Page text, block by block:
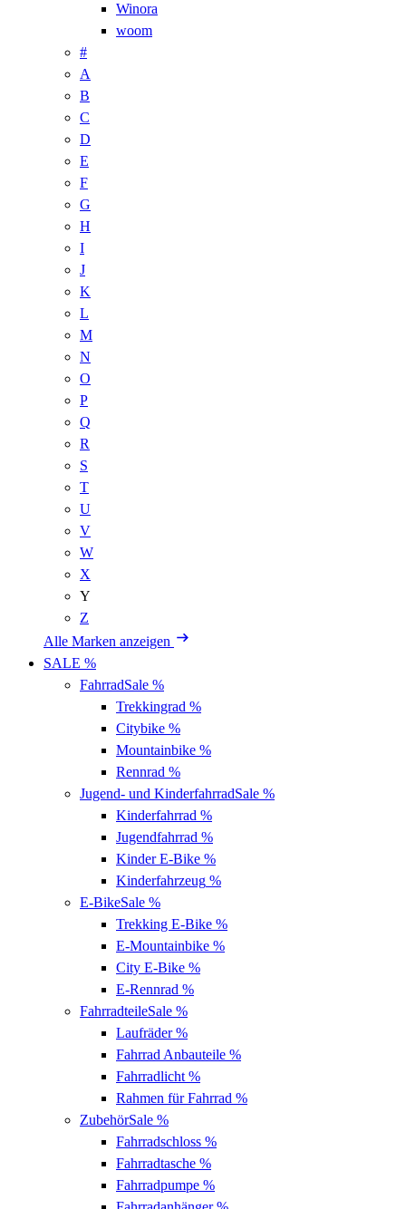
Winora
woom
#
A
B
C
D
E
F
G
H
I
J
K
L
M
N
O
P
Q
R
S
T
U
V
W
X
Y
Z
Alle Marken anzeigen
SALE %
FahrradSale %
Trekkingrad %
Citybike %
Mountainbike %
Rennrad %
Jugend- und KinderfahrradSale %
Kinderfahrrad %
Jugendfahrrad %
Kinder E-Bike %
Kinderfahrzeug %
E-BikeSale %
Trekking E-Bike %
E-Mountainbike %
City E-Bike %
E-Rennrad %
FahrradteileSale %
Laufräder%
Fahrrad Anbauteile %
Fahrradlicht %
Rahmen für Fahrrad %
ZubehörSale %
Fahrradschloss %
Fahrradtasche %
Fahrradpumpe %